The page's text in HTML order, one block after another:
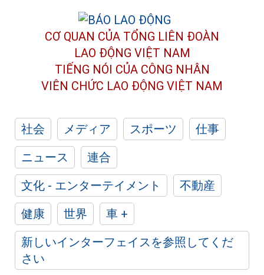
CƠ QUAN CỦA TỔNG LIÊN ĐOÀN
LAO ĐỘNG VIỆT NAM
TIẾNG NÓI CỦA CÔNG NHÂN
VIÊN CHỨC LAO ĐỘNG VIỆT NAM
社会 メディア スポーツ
仕事
ニュース
連合
文化 - エンターテイメント
不動産
健康
世界
車 +
新しいインターフェイスを参照してくだ
さい